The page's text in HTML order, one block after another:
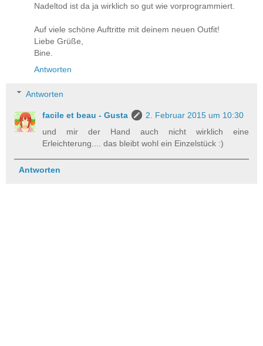
Nadeltod ist da ja wirklich so gut wie vorprogrammiert.
Auf viele schöne Auftritte mit deinem neuen Outfit!
Liebe Grüße,
Bine.
Antworten
Antworten
facile et beau - Gusta
2. Februar 2015 um 10:30
und mir der Hand auch nicht wirklich eine
Erleichterung.... das bleibt wohl ein Einzelstück :)
Antworten